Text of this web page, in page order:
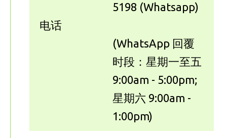
电话
5198 (Whatsapp)
(WhatsApp 回覆
时段：星期一至五
9:00am - 5:00pm;
星期六 9:00am -
1:00pm)